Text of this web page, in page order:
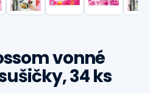
vonné
34 ks